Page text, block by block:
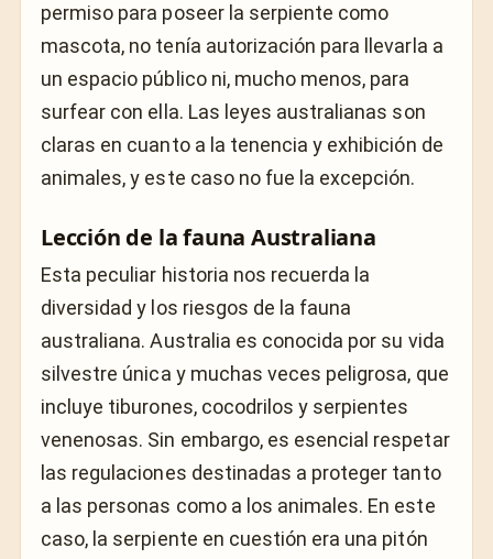
permiso para poseer la serpiente como
mascota, no tenía autorización para llevarla a
un espacio público ni, mucho menos, para
surfear con ella. Las leyes australianas son
claras en cuanto a la tenencia y exhibición de
animales, y este caso no fue la excepción.
Lección de la fauna Australiana
Esta peculiar historia nos recuerda la
diversidad y los riesgos de la fauna
australiana. Australia es conocida por su vida
silvestre única y muchas veces peligrosa, que
incluye tiburones, cocodrilos y serpientes
venenosas. Sin embargo, es esencial respetar
las regulaciones destinadas a proteger tanto
a las personas como a los animales. En este
caso, la serpiente en cuestión era una pitón